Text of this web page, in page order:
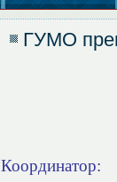
ГУМО
Координатор: